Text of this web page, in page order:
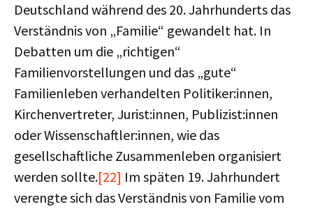
Deutschland während des 20. Jahrhunderts das
Verständnis von „Familie“ gewandelt hat. In
Debatten um die „richtigen“
Familienvorstellungen und das „gute“
Familienleben verhandelten Politiker:innen,
Kirchenvertreter, Jurist:innen, Publizist:innen
oder Wissenschaftler:innen, wie das
gesellschaftliche Zusammenleben organisiert
werden sollte.[22] Im späten 19. Jahrhundert
verengte sich das Verständnis von Familie vom